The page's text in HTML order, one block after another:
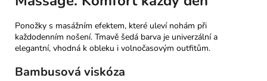
Ponožky s masážním efektem, které uleví nohám při
každodenním nošení. Tmavě šedá barva je univerzální a
elegantní, vhodná k obleku i volnočasovým outfitům.
Bambusová viskóza